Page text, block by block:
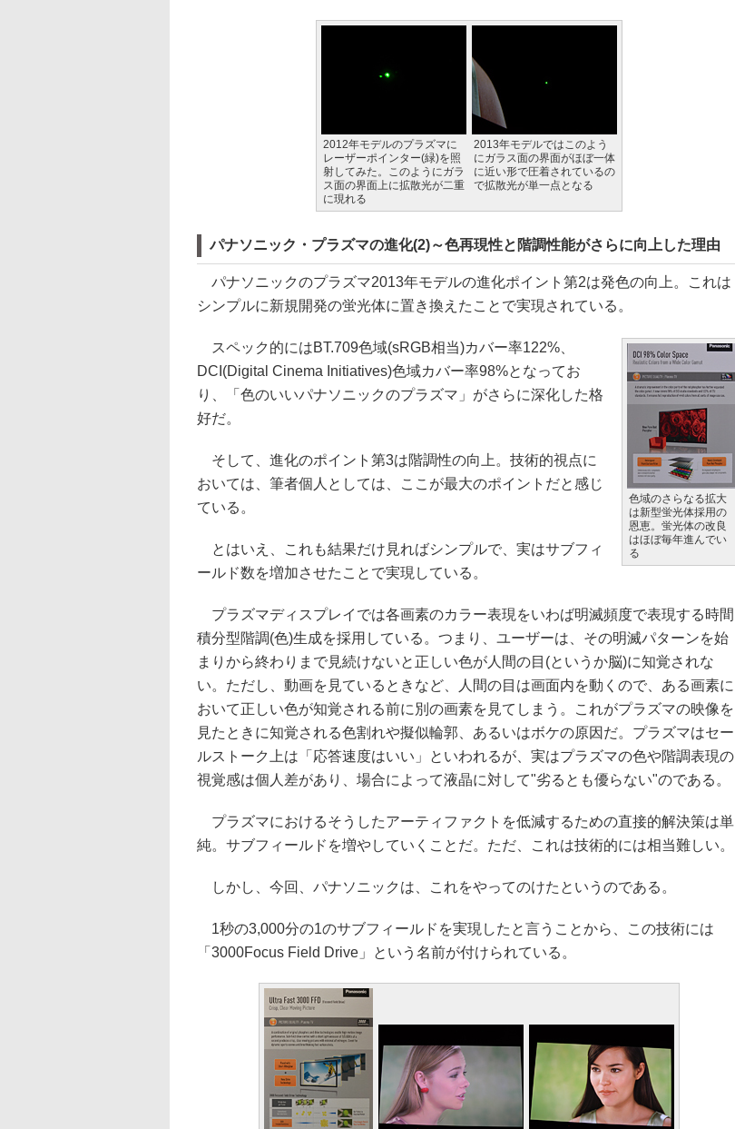
2012年モデルのプラズマに
レーザーポインター(緑)を照
射してみた。このようにガラ
ス面の界面上に拡散光が二重
に現れる
2013年モデルではこのよう
にガラス面の界面がほぼ一体
に近い形で圧着されているの
で拡散光が単一点となる
パナソニック・プラズマの進化(2)～色再現性と階調性能がさらに向上した理由
パナソニックのプラズマ2013年モデルの進化ポイント第2は発色の向上。これは
シンプルに新規開発の蛍光体に置き換えたことで実現されている。
色域のさらなる拡大
は新型蛍光体採用の
恩恵。蛍光体の改良
はほぼ毎年進んでい
る
スペック的にはBT.709色域(sRGB相当)カバー率122%、
DCI(Digital Cinema Initiatives)色域カバー率98%となってお
り、「色のいいパナソニックのプラズマ」がさらに深化した格
好だ。
そして、進化のポイント第3は階調性の向上。技術的視点に
おいては、筆者個人としては、ここが最大のポイントだと感じ
ている。
とはいえ、これも結果だけ見ればシンプルで、実はサブフィ
ールド数を増加させたことで実現している。
プラズマディスプレイでは各画素のカラー表現をいわば明滅頻度で表現する時間
積分型階調(色)生成を採用している。つまり、ユーザーは、その明滅パターンを始
まりから終わりまで見続けないと正しい色が人間の目(というか脳)に知覚されな
い。ただし、動画を見ているときなど、人間の目は画面内を動くので、ある画素に
おいて正しい色が知覚される前に別の画素を見てしまう。これがプラズマの映像を
見たときに知覚される色割れや擬似輪郭、あるいはボケの原因だ。プラズマはセー
ルストーク上は「応答速度はいい」といわれるが、実はプラズマの色や階調表現の
視覚感は個人差があり、場合によって液晶に対して"劣るとも優らない"のである。
プラズマにおけるそうしたアーティファクトを低減するための直接的解決策は単
純。サブフィールドを増やしていくことだ。ただ、これは技術的には相当難しい。
しかし、今回、パナソニックは、これをやってのけたというのである。
1秒の3,000分の1のサブフィールドを実現したと言うことから、この技術には
「3000Focus Field Drive」という名前が付けられている。